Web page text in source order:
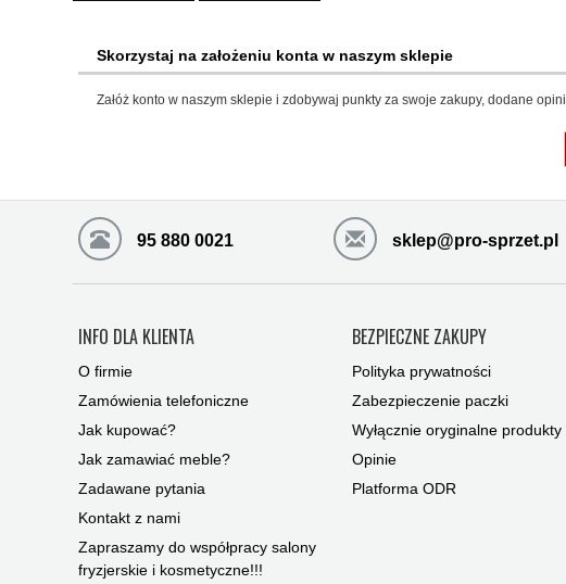
Skorzystaj na założeniu konta w naszym sklepie
Załóż konto w naszym sklepie i zdobywaj punkty za swoje zakupy, dodane
95 880 0021 sklep@pro-sprzet.pl
INFO DLA KLIENTA
O firmie
Zamówienia telefoniczne
Jak kupować?
Jak zamawiać meble?
Zadawane pytania
Kontakt z nami
Zapraszamy do współpracy salony
fryzjerskie i kosmetyczne!!!
BEZPIECZNE ZAKUPY
Polityka prywatności
Zabezpieczenie paczki
Wyłącznie oryginalne produkty
Opinie
Platforma ODR